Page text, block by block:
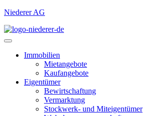
Niederer AG
Immobilien
Mietangebote
Kaufangebote
Eigentümer
Bewirtschaftung
Vermarktung
Stockwerk- und Miteigentümer